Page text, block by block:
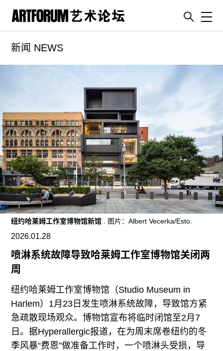
artguide
新闻
专栏
视频
ENGLISH
ART & EDUCATION
广告
订阅
往期内容
关注我们
新闻 NEWS
纽约哈莱姆工作室博物馆新馆 . 图片：Albert Vecerka/Esto.
2026.01.28
喷淋系统故障导致哈莱姆工作室博物馆关闭两
周
纽约哈莱姆工作室博物馆（Studio Museum in
Harlem）1月23日发生喷淋系统故障，导致馆方紧
急疏散现场观众。博物馆宣布将临时闭馆至2月7
日。据Hyperallergic报道，在为周末席卷纽约的冬
季风暴“费恩”做准备工作时，一个喷淋头受损，导